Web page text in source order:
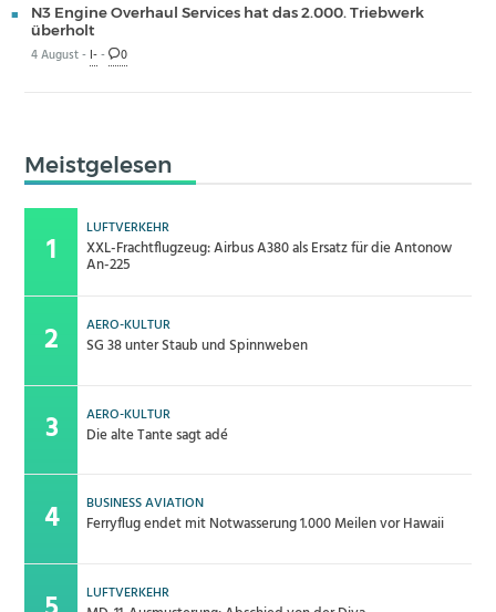
N3 Engine Overhaul Services hat das 2.000. Triebwerk
überholt
4 August - I-- 0
Meistgelesen
LUFTVERKEHR
XXL-Frachtflugzeug: Airbus A380 als Ersatz für die Antonow
An-225
AERO-KULTUR
SG 38 unter Staub und Spinnweben
AERO-KULTUR
Die alte Tante sagt adé
BUSINESS AVIATION
Ferryflug endet mit Notwasserung 1.000 Meilen vor Hawaii
LUFTVERKEHR